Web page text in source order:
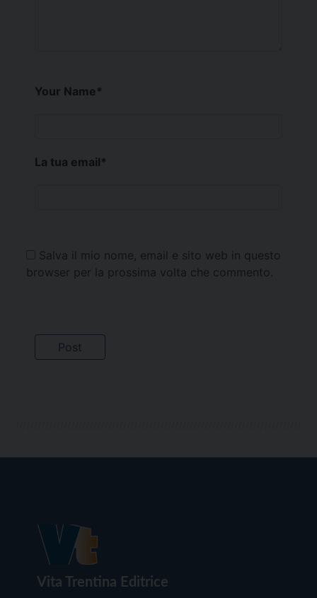
Your Name*
La tua email*
Salva il mio nome, email e sito web in questo
browser per la prossima volta che commento.
Vita Trentina Editrice